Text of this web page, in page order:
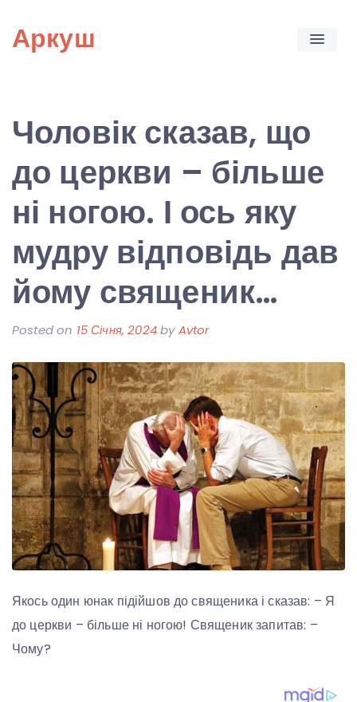
content
Аркуш
Чоловік сказав, що
до церкви – більше
ні ногою. І ось яку
мудру відповідь дав
йому священик…
Posted on 15 Січня, 2024byAvtor
Якось один юнак підійшов до священика і сказав: – Я
до церкви – більше ні ногою! Священик запитав: –
Чому?